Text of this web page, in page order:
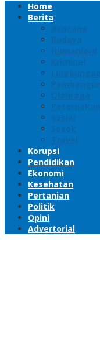
Home
Berita
Bencana
Budaya
Humaniora
Kriminal
Olahraga
Peternakan
Sosial
Sosok
Travel
Korupsi
Pendidikan
Ekonomi
Kesehatan
Pertanian
Politik
Opini
Advertorial